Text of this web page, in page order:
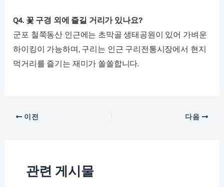
Q4. 꽃 구경 외에 즐길 거리가 있나요?
군포 철쭉동산 인근에는 초막골 생태공원이 있어 가벼운
하이킹이 가능하며, 구리는 인근 구리전통시장에서 현지
먹거리를 즐기는 재미가 쏠쏠합니다.
이전 다음
관련 게시물